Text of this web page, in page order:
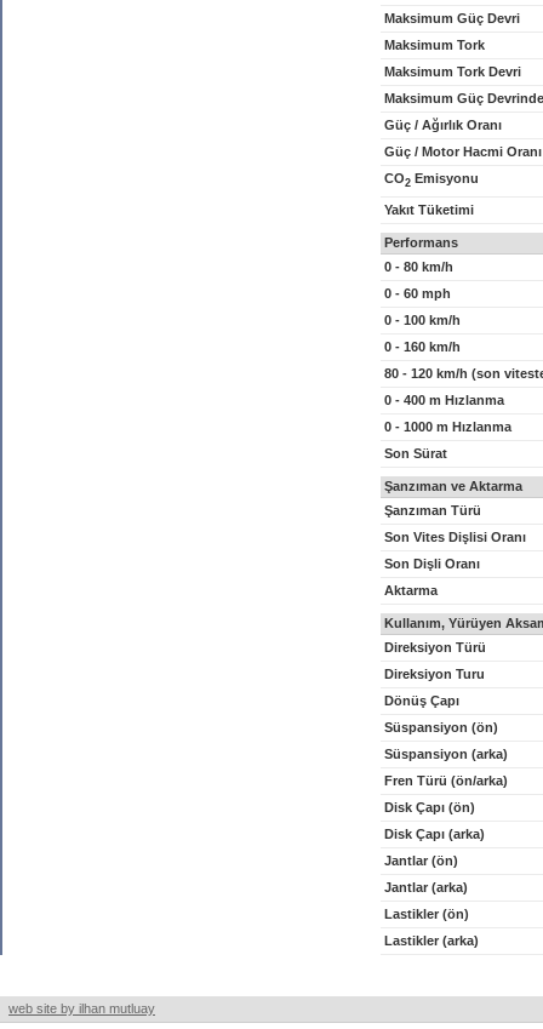
Maksimum Güç Devri
Maksimum Tork
Maksimum Tork Devri
Maksimum Güç
Güç / Ağırlık Oranı
Güç / Motor Hacmi Oranı
CO2 Emisyonu
Yakıt Tüketimi
Performans
0 - 80 km/h
0 - 60 mph
0 - 100 km/h
0 - 160 km/h
80 - 120 km/h (son
0 - 400 m Hızlanma
0 - 1000 m Hızlanma
Son Sürat
Şanzıman ve Aktarma
Şanzıman Türü
Son Vites Dişlisi Oranı
Son Dişli Oranı
Aktarma
Kullanım, Yürüyen
Direksiyon Türü
Direksiyon Turu
Dönüş Çapı
Süspansiyon (ön)
Süspansiyon (arka)
Fren Türü (ön/arka)
Disk Çapı (ön)
Disk Çapı (arka)
Jantlar (ön)
Jantlar (arka)
Lastikler (ön)
Lastikler (arka)
web site by ilhan mutluay